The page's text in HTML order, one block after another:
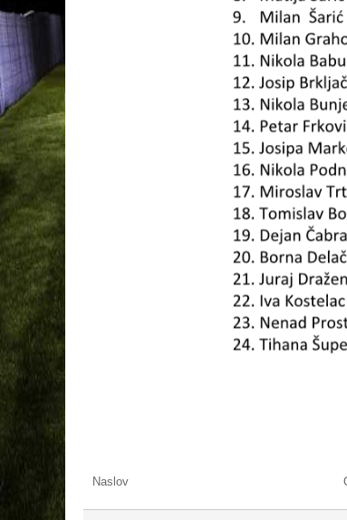
Naslov